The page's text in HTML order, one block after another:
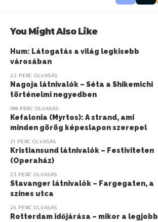
You Might Also Like
Hum: Látogatás a világ legkisebb
városában
22 PERC OLVASÁS
Nagoja látnivalók – Séta a Shikemichi
történelmi negyedben
188 PERC OLVASÁS
Kefalonia (Myrtos): A strand, ami
minden görög képeslapon szerepel
21 PERC OLVASÁS
Kristiansund látnivalók – Festiviteten
(Operaház)
23 PERC OLVASÁS
Stavanger látnivalók – Fargegaten, a
színes utca
26 PERC OLVASÁS
Rotterdam időjárása – mikor a legjobb